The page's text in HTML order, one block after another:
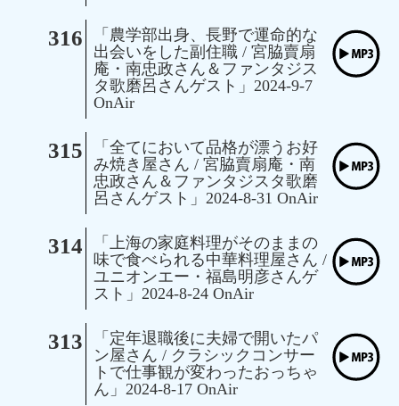
316
「農学部出身、長野で運命的な
出会いをした副住職 / 宮脇賣扇
庵・南忠政さん＆ファンタジス
タ歌磨呂さんゲスト」2024-9-7
OnAir
315
「全てにおいて品格が漂うお好
み焼き屋さん / 宮脇賣扇庵・南
忠政さん＆ファンタジスタ歌磨
呂さんゲスト」2024-8-31 OnAir
314
「上海の家庭料理がそのままの
味で食べられる中華料理屋さん /
ユニオンエー・福島明彦さんゲ
スト」2024-8-24 OnAir
313
「定年退職後に夫婦で開いたパ
ン屋さん / クラシックコンサー
トで仕事観が変わったおっちゃ
ん」2024-8-17 OnAir